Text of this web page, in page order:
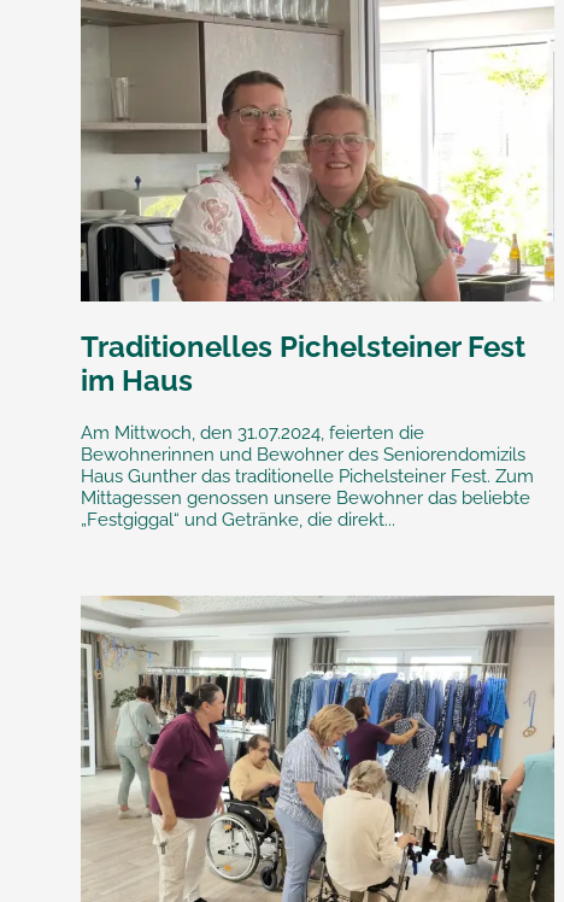
Traditionelles Pichelsteiner Fest
im Haus
Am Mittwoch, den 31.07.2024, feierten die
Bewohnerinnen und Bewohner des Seniorendomizils
Haus Gunther das traditionelle Pichelsteiner Fest. Zum
Mittagessen genossen unsere Bewohner das beliebte
„Festgiggal“ und Getränke, die direkt...